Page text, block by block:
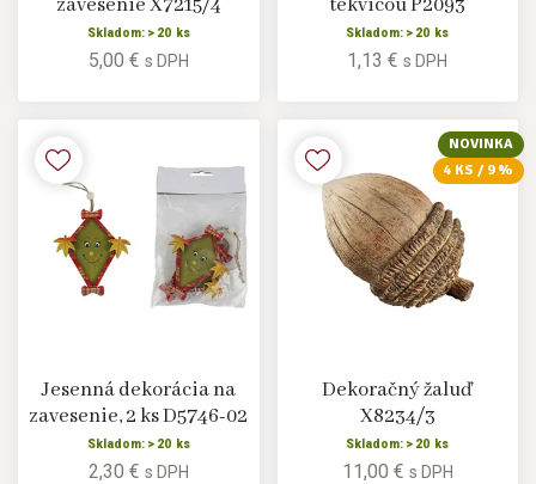
zavesenie X7215/4
Skladom: > 20 ks
5,00 € s DPH
tekvicou P2093
Skladom: > 20 ks
1,13 €s DPH
Jesenná dekorácia na
zavesenie, 2 ks D5746-02
Skladom: > 20 ks
2,30 € s DPH
NOVINKA
4 KS / 9 %
Dekoračný žaluď
X8234/3
Skladom: > 20 ks
11,00 € s DPH